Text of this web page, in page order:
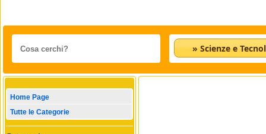
» Scienze e
Home Page
Tutte le Categorie